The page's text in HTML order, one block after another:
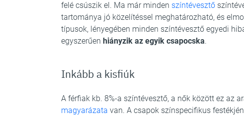
felé csúszik el. Ma már minden színtévesztő
tartománya jó közelítéssel meghatározható, és
típusok, lényegében minden színtévesztő egyedi
egyszerűen hiányzik az egyik csapocska.
Inkább a kisfiúk
A férfiak kb. 8%-a színtévesztő, a nők között ez az
magyarázata van. A csapok színspecifikus